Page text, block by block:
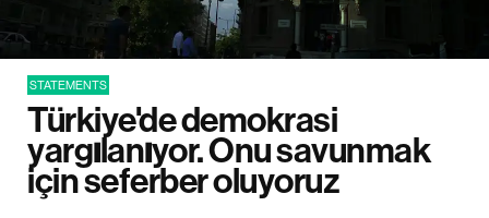
STATEMENTS
Türkiye'de demokrasi
yargılanıyor. Onu savunmak
için seferber oluyoruz